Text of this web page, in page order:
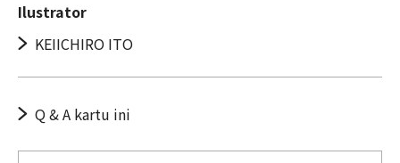
Ilustrator
KEIICHIRO ITO
Q & A kartu ini